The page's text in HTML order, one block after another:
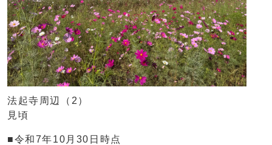
法起寺周辺（2）
見頃
■令和7年10月30日時点